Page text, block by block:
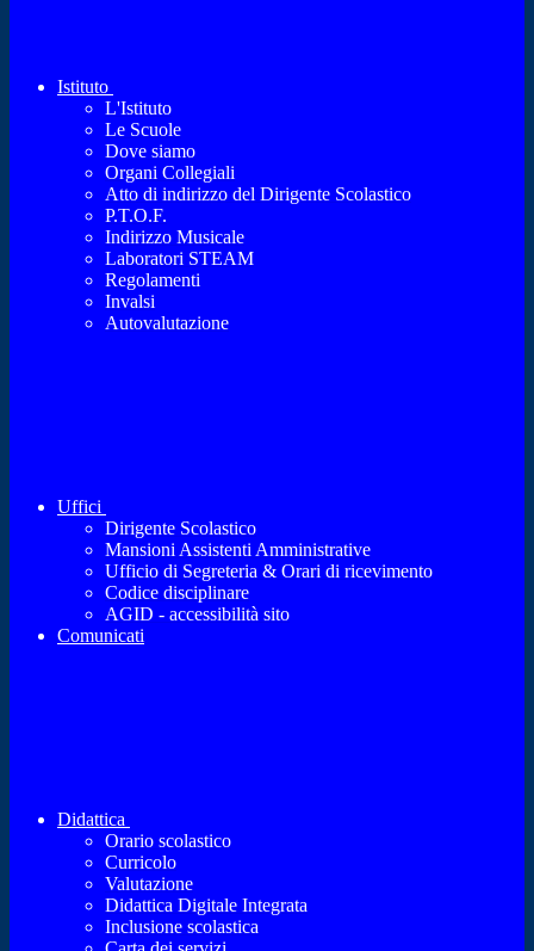
Istituto
L'Istituto
Le Scuole
Dove siamo
Organi Collegiali
Atto di indirizzo del Dirigente Scolastico
P.T.O.F.
Indirizzo Musicale
Laboratori STEAM
Regolamenti
Invalsi
Autovalutazione
Uffici
Dirigente Scolastico
Mansioni Assistenti Amministrative
Ufficio di Segreteria & Orari di ricevimento
Codice disciplinare
AGID - accessibilità sito
Comunicati
Didattica
Orario scolastico
Curricolo
Valutazione
Didattica Digitale Integrata
Inclusione scolastica